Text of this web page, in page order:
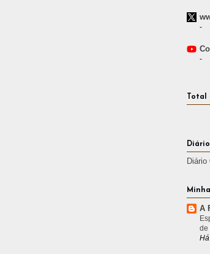
-
-
Diário
A
de